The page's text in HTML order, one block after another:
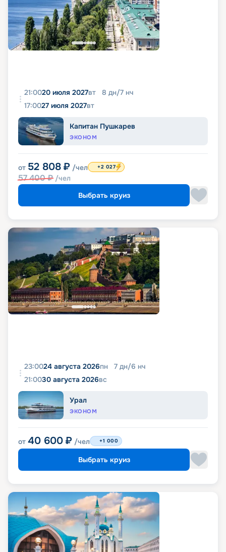
21:0020 июля 2027вт 8 дн/7 нч
17:0027 июля 2027вт
Капитан Пушкарев
ЭКОНОМ
от 52 808 ₽ /чел
57 400₽ /чел
+2 027
Выбрать круиз
23:0024 августа 2026пн 7 дн/6 нч
21:0030 августа 2026вс
Урал
ЭКОНОМ
от 40 600 ₽ /чел +1 000
Выбрать круиз